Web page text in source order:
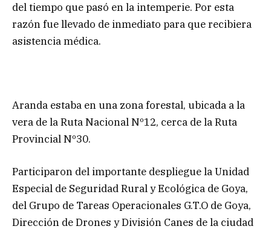
del tiempo que pasó en la intemperie. Por esta
razón fue llevado de inmediato para que recibiera
asistencia médica.
Aranda estaba en una zona forestal, ubicada a la
vera de la Ruta Nacional Nº12, cerca de la Ruta
Provincial Nº30.
Participaron del importante despliegue la Unidad
Especial de Seguridad Rural y Ecológica de Goya,
del Grupo de Tareas Operacionales G.T.O de Goya,
Dirección de Drones y División Canes de la ciudad